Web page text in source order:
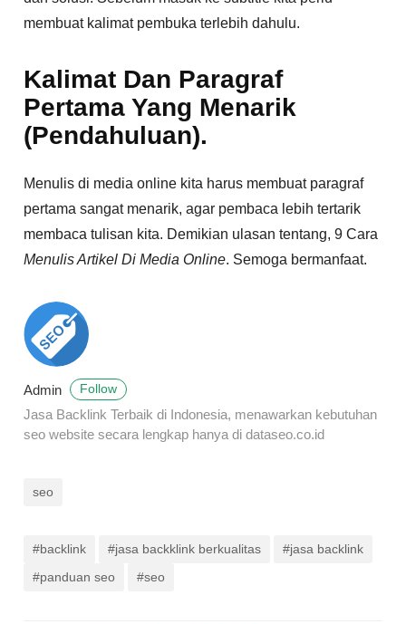
membuat kalimat pembuka terlebih dahulu.
Kalimat Dan Paragraf
Pertama Yang Menarik
(Pendahuluan).
Menulis di media online kita harus membuat paragraf
pertama sangat menarik, agar pembaca lebih tertarik
membaca tulisan kita. Demikian ulasan tentang, 9 Cara
Menulis Artikel Di Media Online. Semoga bermanfaat.
Admin Follow
Jasa Backlink Terbaik di Indonesia, menawarkan kebutuhan
seo website secara lengkap hanya di dataseo.co.id
seo
#backlink #jasa backklink berkualitas
#jasa backlink
#panduan seo
#seo